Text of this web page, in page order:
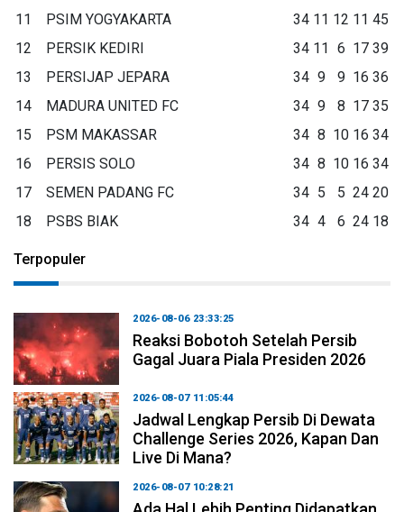
11
PSIM YOGYAKARTA 34 11 12 11 45
12
PERSIK KEDIRI 34 11 6 17 39
13
PERSIJAP JEPARA 34 9 9 16 36
14
MADURA UNITED FC 34 9 8 17 35
15
PSM MAKASSAR 34 8 10 16 34
16
PERSIS SOLO 34 8 10 16 34
17
SEMEN PADANG FC 34 5 5 24 20
18
PSBS BIAK 34 4 6 24 18
Terpopuler
2026-08-06 23:33:25
Reaksi Bobotoh Setelah Persib
Gagal Juara Piala Presiden 2026
2026-08-07 11:05:44
Jadwal Lengkap Persib Di Dewata
Challenge Series 2026, Kapan Dan
Live Di Mana?
2026-08-07 10:28:21